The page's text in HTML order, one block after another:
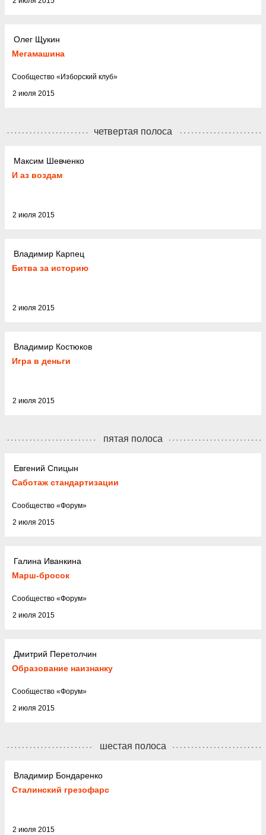
Олег Щукин
Мегамашина
2 июля 2015
Cообщество « Изборский клуб»
четвертая полоса
Максим Шевченко
И аз воздам
2 июля 2015
Владимир Карпец
Битва за историю
2 июля 2015
Владимир Костюков
Игра в деньги
2 июля 2015
пятая полоса
Евгений Спицын
Саботаж стандартизации
2 июля 2015
Cообщество «Форум»
Галина Иванкина
Марш-бросок
2 июля 2015
Cообщество «Форум»
Дмитрий Перетолчин
Образование наизнанку
2 июля 2015
Cообщество «Форум»
шестая полоса
Владимир Бондаренко
Сталинский грезофарс
2 июля 2015